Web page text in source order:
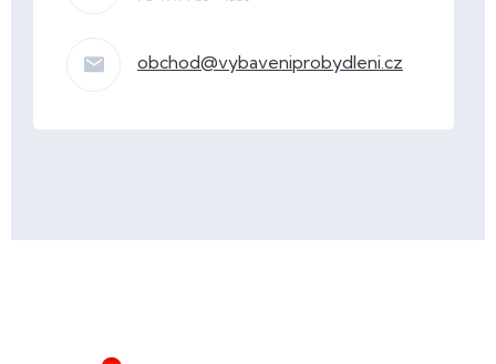
obchod@vybaveniprobydleni.cz